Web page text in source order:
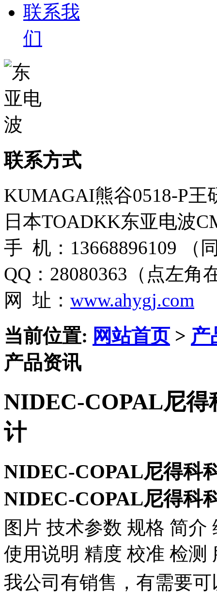
联系我
们
联系方式
KUMAGAI熊谷0518-P王
日本TOADKK东亚电波
手 机：13668896109 （
QQ：28080363（点左角
网 址： www.ahygj.com
当前位置: 网站首页> 产
产品资讯
NIDEC-COPAL尼得
计
NIDEC-COPAL尼得科
NIDEC-COPAL尼得科
图片 技术参数 规格 简
使用说明 精度 校准 检测
我公司有销售，有需要